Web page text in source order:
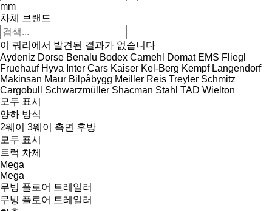
mm
차체 브랜드
이 쿼리에서 발견된 결과가 없습니다
Aydeniz Dorse Benalu Bodex Carnehl Domat EMS Fliegl
Fruehauf Hyva Inter Cars Kaiser Kel-Berg Kempf Langendorf
Makinsan Maur Bilpåbygg Meiller Reis Treyler Schmitz
Cargobull
Schwarzmüller Shacman Stahl TAD Wielton
모두 표시
양하 방식
2웨이
3웨이 측면 후방
모두 표시
트럭 차체
Mega
Mega
무빙 플로어 트레일러
무빙 플로어 트레일러